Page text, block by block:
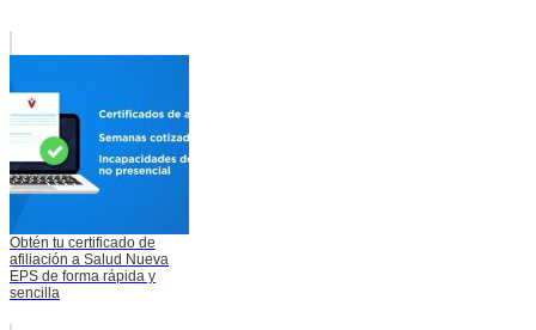
Obtén tu certificado de
afiliación a Salud Nueva
EPS de forma rápida y
sencilla